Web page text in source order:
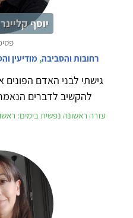
יוסף קליינר
רחובות והסביבה, מודיעין
גישתי לבני האדם הפונים
להקשיב לדברים
עזרה ראשונה נפשית בימים: